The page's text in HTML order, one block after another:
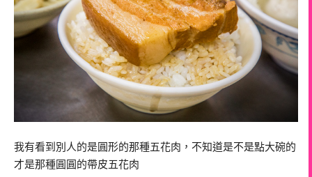
我有看到別人的是圓形的那種五花肉，不知道是不是點大碗的
才是那種圓圓的帶皮五花肉